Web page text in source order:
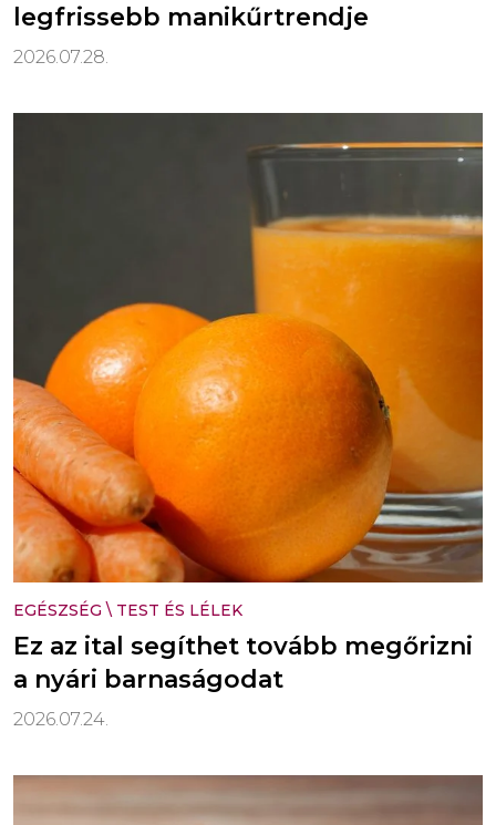
legfrissebb manikűrtrendje
2026.07.28.
EGÉSZSÉG \ TEST ÉS LÉLEK
Ez az ital segíthet tovább megőrizni
a nyári barnaságodat
2026.07.24.